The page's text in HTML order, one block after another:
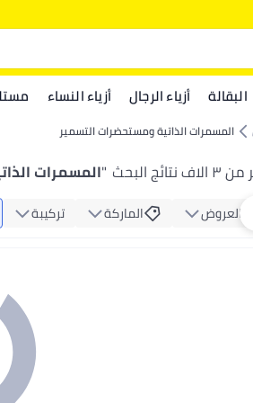
البقالة أزياء الرجال أزياء النساء
المسمرات الذاتية ومستحضرات التسمير
نتائج البحث "المسمرات
العروض
الماركة تركيبة